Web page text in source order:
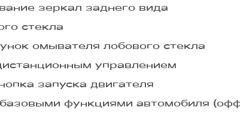
зеркал заднего вида
стекла
омывателя лобового стекла
управлением
запуска двигателя
функциями автомобиля